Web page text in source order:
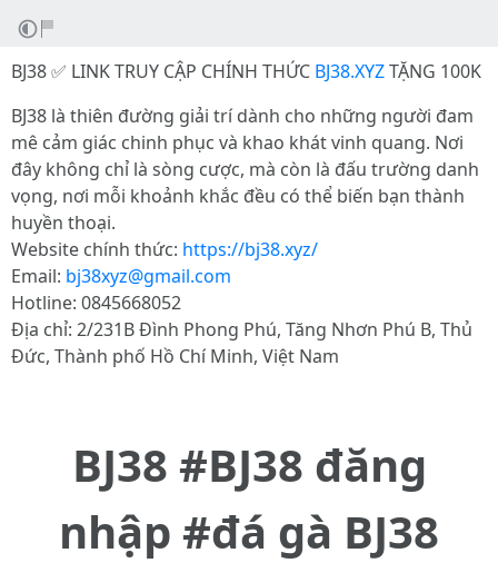
BJ38 ✅ LINK TRUY CẬP CHÍNH THỨC BJ38.XYZTẶNG 100K
BJ38 là thiên đường giải trí dành cho những người đam
mê cảm giác chinh phục và khao khát vinh quang. Nơi
đây không chỉ là sòng cược, mà còn là đấu trường danh
vọng, nơi mỗi khoảnh khắc đều có thể biến bạn thành
huyền thoại.
Website chính thức: https://bj38.xyz/
Email: bj38xyz@gmail.com
Hotline: 0845668052
Địa chỉ: 2/231B Đình Phong Phú, Tăng Nhơn Phú B, Thủ
Đức, Thành phố Hồ Chí Minh, Việt Nam
BJ38 #BJ38 đăng
nhập #đá gà BJ38